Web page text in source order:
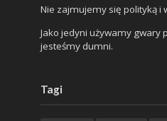
Nie zajmujemy się polityką i
Jako jedyni używamy gwary
jesteśmy dumni.
Tagi